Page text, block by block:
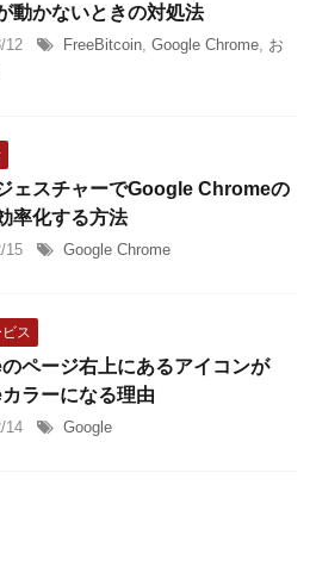
動かないときの対処法
12 FreeBitcoin, Google Chrome, お
ェスチャーでGoogle Chromeの
率化する方法
15 Google Chrome
ス
ページ右上にあるアイコンが
ラーになる理由
14 Google